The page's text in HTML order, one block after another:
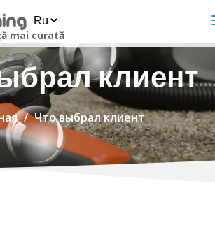
mai curată
клиент
Что выбрал клиент